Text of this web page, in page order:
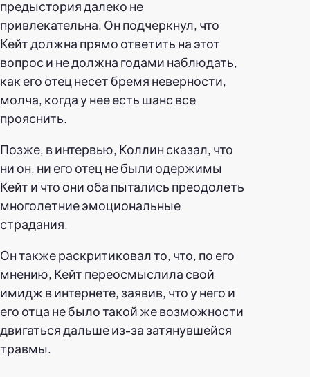
предыстория далеко не
привлекательна. Он подчеркнул, что
Кейт должна прямо ответить на этот
вопрос и не должна годами наблюдать,
как его отец несет бремя неверности,
молча, когда у нее есть шанс все
прояснить.
Позже, в интервью, Коллин сказал, что
ни он, ни его отец не были одержимы
Кейт и что они оба пытались преодолеть
многолетние эмоциональные
страдания.
Он также раскритиковал то, что, по его
мнению, Кейт переосмыслила свой
имидж в интернете, заявив, что у него и
его отца не было такой же возможности
двигаться дальше из-за затянувшейся
травмы.